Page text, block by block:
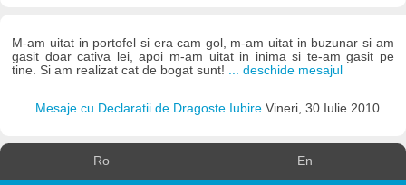
M-am uitat in portofel si era cam gol, m-am uitat in buzunar si am
gasit doar cativa lei, apoi m-am uitat in inima si te-am gasit pe
tine. Si am realizat cat de bogat sunt!
... deschide mesajul
Mesaje cu Declaratii de Dragoste Iubire Vineri, 30 Iulie 2010
Ro En